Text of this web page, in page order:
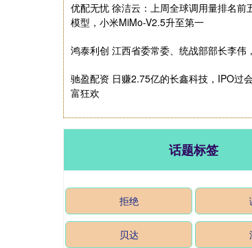
优配无忧 徐洁云：上周全球调用量排名前
模型，小米MiMo-V2.5升至第一
鸿泰利创 江西省委常委、统战部部长李伟
驰盈配资 日赚2.75亿的长鑫科技，IPO过
富狂欢
话题标签
拒绝
贝达